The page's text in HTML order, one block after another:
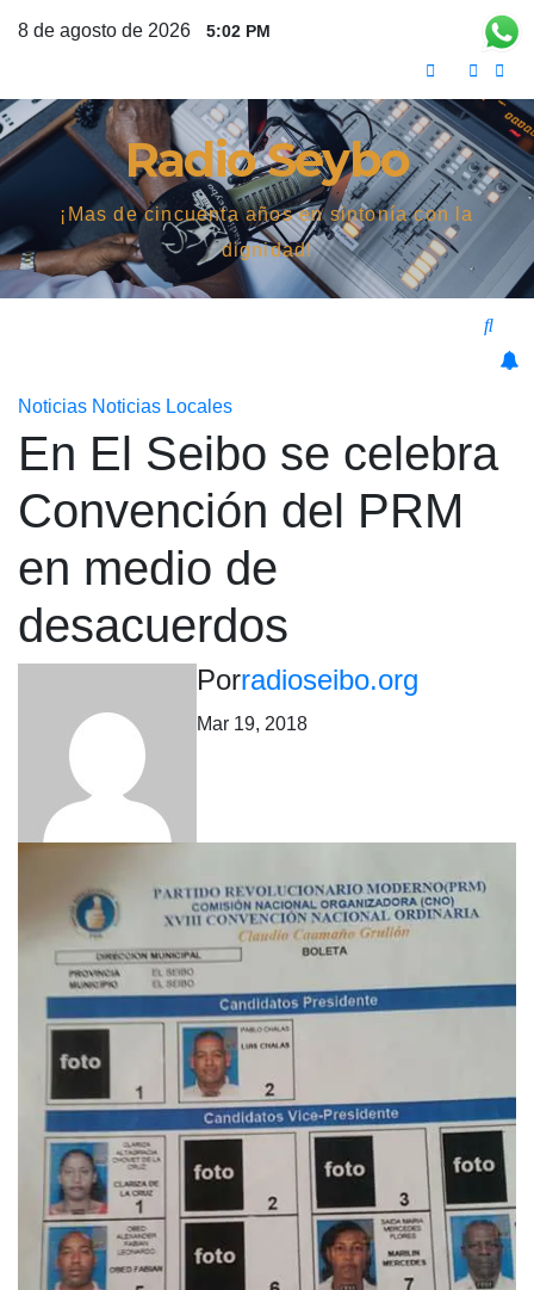
8 de agosto de 2026 5:02 PM
Radio Seybo
¡Mas de cincuenta años en sintonía con la
dignidad!
Noticias Noticias Locales
En El Seibo se celebra
Convención del PRM
en medio de
desacuerdos
Porradioseibo.org
Mar 19, 2018